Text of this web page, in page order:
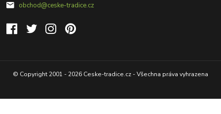
obchod@ceske-tradice.cz
© Copyright 2001 - 2026 Ceske-tradice.cz - Všechna práva vyhrazena